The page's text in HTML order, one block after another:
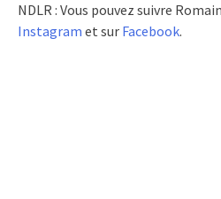
NDLR : Vous pouvez suivre
Instagram et sur Facebook.